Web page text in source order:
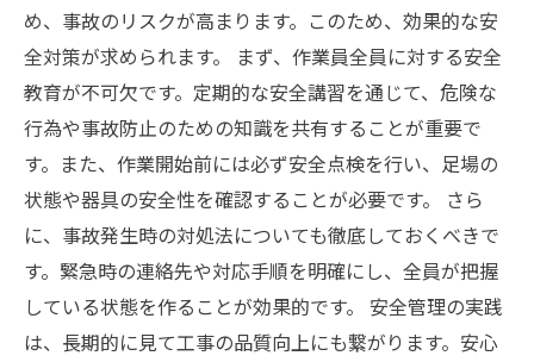
め、事故のリスクが高まります。このため、効果的な安
全対策が求められます。 まず、作業員全員に対する安全
教育が不可欠です。定期的な安全講習を通じて、危険な
行為や事故防止のための知識を共有することが重要で
す。また、作業開始前には必ず安全点検を行い、足場の
状態や器具の安全性を確認することが必要です。 さら
に、事故発生時の対処法についても徹底しておくべきで
す。緊急時の連絡先や対応手順を明確にし、全員が把握
している状態を作ることが効果的です。 安全管理の実践
は、長期的に見て工事の品質向上にも繋がります。安心